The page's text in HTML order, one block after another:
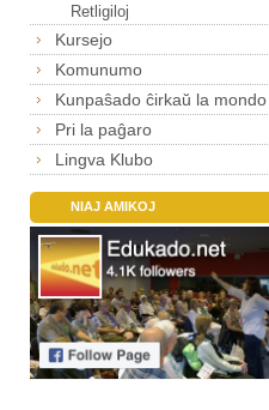
Retligiloj
Kursejo
Komunumo
Kunpaŝado ĉirkaŭ la mondo
Pri la paĝaro
Lingva Klubo
NIAJ AMIKOJ